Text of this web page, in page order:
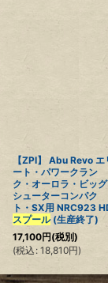
【ZPI】 Abu Revo エ
ート・パワークラン
ク・オーロラ・ビッグ
シューターコンパク
ト・SX用 NRC923
スプール(生産終了)
17,100円(税別)
(税込 : 18,810円)